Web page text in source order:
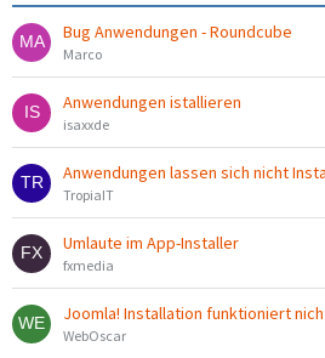
Bug Anwendungen - Roundcube
Marco
Anwendungen istallieren
isaxxde
Anwendungen lassen sich nicht
TropiaIT
Umlaute im App-Installer
fxmedia
Joomla! Installation funktioniert
WebOscar